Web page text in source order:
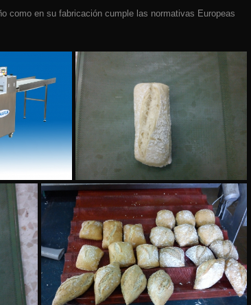
como en su fabricación cumple las normativas Europeas